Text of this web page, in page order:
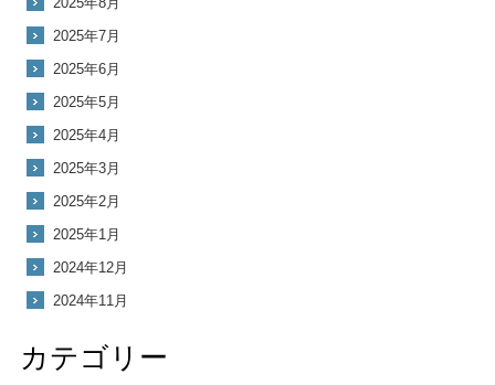
2025年7月
2025年6月
2025年5月
2025年4月
2025年3月
2025年2月
2025年1月
2024年12月
2024年11月
カテゴリー